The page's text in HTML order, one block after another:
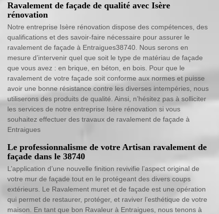
Ravalement de façade de qualité avec Isère
rénovation
Notre entreprise Isère rénovation dispose des compétences, des
qualifications et des savoir-faire nécessaire pour assurer le
ravalement de façade à Entraigues38740. Nous serons en
mesure d’intervenir quel que soit le type de matériau de façade
que vous avez : en brique, en béton, en bois. Pour que le
ravalement de votre façade soit conforme aux normes et puisse
avoir une bonne résistance contre les diverses intempéries, nous
utiliserons des produits de qualité. Ainsi, n’hésitez pas à solliciter
les services de notre entreprise Isère rénovation si vous
souhaitez effectuer des travaux de ravalement de façade à
Entraigues
Le professionnalisme de votre Artisan ravalement de
façade dans le 38740
L’application d’une nouvelle finition revivifie l’aspect original de
votre mur de façade tout en le protégeant des divers coups
extérieurs. Le Ravalement muret et de façade est une opération
qui permet de restaurer, protéger, et raviver l’esthétique de votre
maison. En tant que bon Ravaleur à Entraigues, nous tenons à